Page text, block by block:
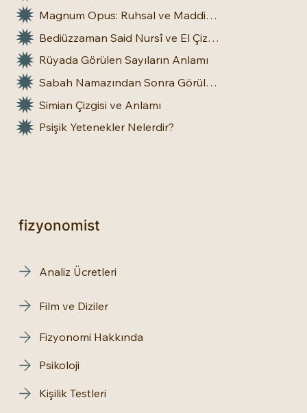
Magnum Opus: Ruhsal ve Maddi Dönüşümün Büyük Eseri
Bediüzzaman Said Nursî ve El Çizgileri: İnsan Doğasına Dair Bir Bakış
Rüyada Görülen Sayıların Anlamı
Sabah Namazından Sonra Görülen Rüya Gerçek Olur mu?
Simian Çizgisi ve Anlamı
Psişik Yetenekler Nelerdir?
fizyonomist
Analiz Ücretleri
Film ve Diziler
Fizyonomi Hakkında
Psikoloji
Kişilik Testleri